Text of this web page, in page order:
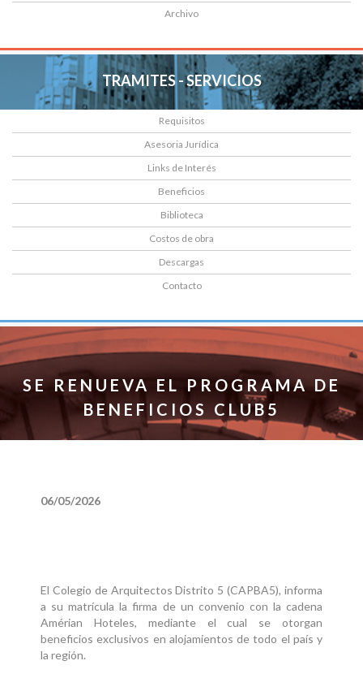
Archivo
TRAMITES - SERVICIOS
Requisitos
Asesoria Jurídica
Links de Interés
Beneficios
Biblioteca
Costos de obra
Descargas
Contacto
SE RENUEVA EL PROGRAMA DE
BENEFICIOS CLUB5
06/05/2026
El Colegio de Arquitectos Distrito 5 (CAPBA5), informa
a su matrícula la firma de un convenio con la cadena
Amérian Hoteles, mediante el cual se otorgan
beneficios exclusivos en alojamientos de todo el país y
la región.